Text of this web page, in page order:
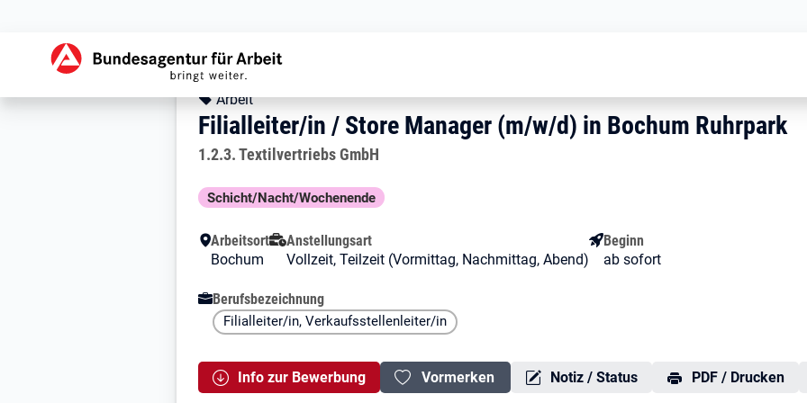
Stellendetails zu: Filialleiter/in / Store Manager (m/w/
Filialleiter/in / Store Manager (m/w/d) in
Filialleiter/in / Store Manager (m/w/d) in Bochum
Kopfbereich
Angebotsart:
Arbeit
Filialleiter/in / Store Manager (m/w/d) in Bochum Ruhrpark
Arbeitgeber:
1.2.3. Textilvertriebs GmbH
Besondere Merkmale
Schicht/Nacht/Wochenende
Arbeitsort
Bochum
Anstellungsart
Vollzeit, Teilzeit (Vormittag, Nachmittag, Abend)
Beginn
ab sofort
Berufsbezeichnung
Filialleiter/in, Verkaufsstellenleiter/in
Info zur Bewerbung Vormerken Notiz / Status PDF / Drucken